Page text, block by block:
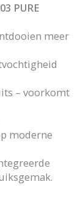
PURE
meer
– voorkomt
moderne